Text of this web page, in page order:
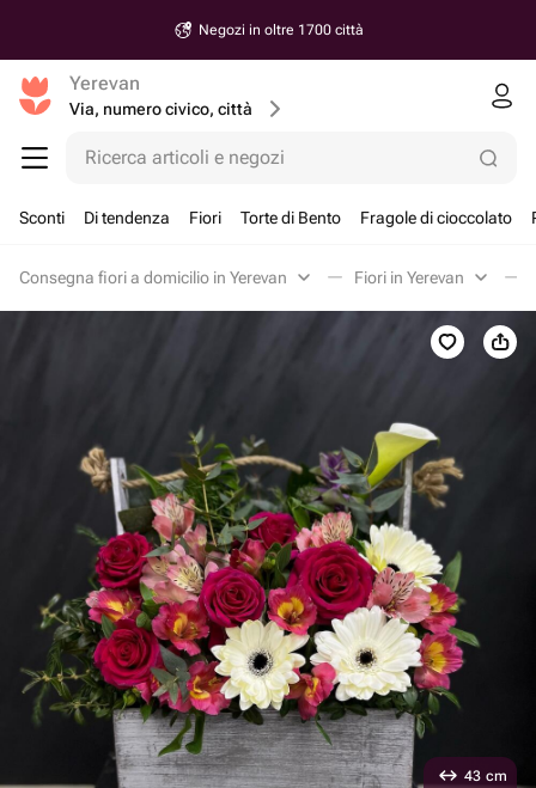
Negozi in oltre 1700 città
Yerevan
Via, numero civico, città
Ricerca articoli e negozi
Sconti Di tendenza Fiori Torte di Bento Fragole di cioccolato
Consegna fiori a domicilio in Yerevan Fiori in Yerevan
43 cm